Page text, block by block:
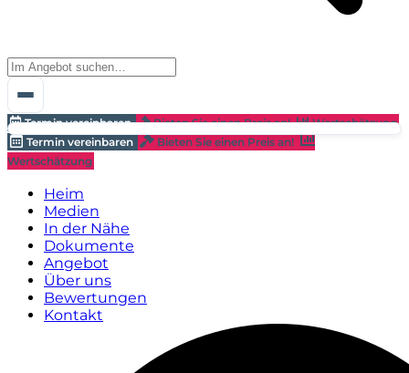
Termin vereinbaren Bieten Sie einen Preis an!
Wertschätzung
Termin vereinbaren
Bieten Sie einen Preis an!
Wertschätzung
Heim
Medien
In der Nähe
Dokumente
Angebot
Über uns
Bewertungen
Kontakt